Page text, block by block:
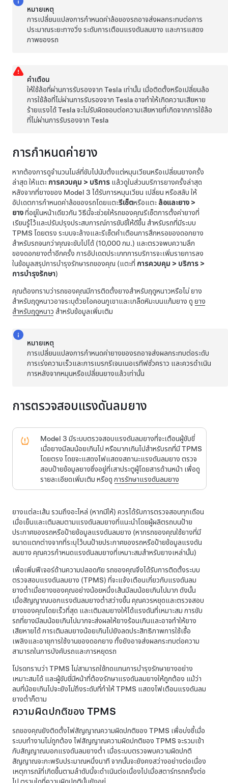
หมายเหตุ
การเปลี่ยนแปลงการกำหนดค่าล้อของรถอาจส่งผลกระทบต่อการ
ประมาณระยะทางวิ่ง ระดับการเตือนแรงดันลมยาง และการแสดง
ภาพของรถ
คำเตือน
ให้ใช้ล้อที่ผ่านการรับรองจาก Tesla เท่านั้น เมื่อติดตั้งหรือเปลี่ยนล้อ
การใช้ล้อที่ไม่ผ่านการรับรองจาก Tesla อาจทำให้เกิดความเสียหาย
ร้ายแรงได้ Tesla จะไม่รับผิดชอบต่อความเสียหายที่เกิดจากการใช้ล้อ
ที่ไม่ผ่านการรับรองจาก Tesla
การกำหนดค่ายาง
หากต้องการดูจำนวนไมล์ที่ขับไปนับตั้งแต่หมุนเวียนหรือเปลี่ยนยางครั้ง
ล่าสุด ให้แตะ การควบคุม > บริการ แล้วดูในส่วนบริการยางครั้งล่าสุด
หลังจากที่ยางของ Model 3 ได้รับการหมุนเวียน เปลี่ยน หรือสลับ ให้
อัปเดตการกำหนดค่าล้อของรถโดยแตะรีเซ็ตหรือแตะ ล้อและยาง >
ยางที่อยู่ในหน้าเดียวกัน วิธีนี้จะช่วยให้รถของคุณรีเซ็ตการตั้งค่ายางที่
เรียนรู้ไว้และปรับปรุงประสบการณ์การขับขี่ให้ดีขึ้น สำหรับรถที่มีระบบ
TPMS โดยตรง ระบบจะล้างและรีเซ็ตคำเตือนการสึกหรอของดอกยาง
สำหรับรถจนกว่าคุณจะขับไปได้ (10,000 กม.) และตรวจพบความลึก
ของดอกยางต่ำอีกครั้ง การอัปเดตประเภทการบริการจะเพิ่มรายการลง
ในข้อมูลสรุปการบำรุงรักษารถของคุณ (แตะที่ การควบคุม > บริการ >
การบำรุงรักษา)
คุณต้องทราบว่ารถของคุณมีการติดตั้งยางสำหรับฤดูหนาวหรือไม่ ยาง
สำหรับฤดูหนาวอาจระบุด้วยไอคอนภูเขาและเกล็ดหิมะบนแก้มยาง ดู ยาง
สำหรับฤดูหนาว สำหรับข้อมูลเพิ่มเติม
หมายเหตุ
การเปลี่ยนแปลงการกำหนดค่ายางของรถอาจส่งผลกระทบต่อระดับ
การเร่งความเร็วและการเบรกรีเจนเนอเรทีฟชั่วคราว และควรดำเนิน
การหลังจากหมุนหรือเปลี่ยนยางแล้วเท่านั้น
การตรวจสอบแรงดันลมยาง
Model 3 มีระบบตรวจสอบแรงดันลมยางที่จะเตือนผู้ขับขี่
เมื่อยางมีลมน้อยเกินไป หรือมากเกินไปสำหรับรถที่มี TPMS
โดยตรง โดยจะแสดงไฟแสดงสถานะแรงดันลมยาง ตรวจ
สอบป้ายข้อมูลยางซึ่งอยู่ที่เสาประตูผู้โดยสารด้านหน้า เพื่อดู
รายละเอียดเพิ่มเติม หรือดูการรักษาแรงดันลมยาง
ยางแต่ละเส้น รวมถึงอะไหล่ (หากมีให้) ควรได้รับการตรวจสอบทุกเดือน
เมื่อเย็นและเติมลมตามแรงดันลมยางที่แนะนำโดยผู้ผลิตรถบนป้าย
ประกาศของรถหรือป้ายข้อมูลแรงดันลมยาง (หากรถของคุณใช้ยางที่มี
ขนาดแตกต่างจากที่ระบุไว้บนป้ายประกาศของรถหรือป้ายข้อมูลแรงดัน
ลมยาง คุณควรกำหนดแรงดันลมยางที่เหมาะสมสำหรับยางเหล่านั้น)
เพื่อเพิ่มฟีเจอร์ด้านความปลอดภัย รถของคุณจึงได้รับการติดตั้งระบบ
ตรวจสอบแรงดันลมยาง (TPMS) ที่จะแจ้งเตือนเกี่ยวกับแรงดันลม
ยางต่ำเมื่อยางของคุณอย่างน้อยหนึ่งเส้นมีลมน้อยเกินไปมาก ดังนั้น
เมื่อสัญญาณบอกแรงดันลมยางต่ำสว่างขึ้น คุณควรหยุดและตรวจสอบ
ยางของคุณโดยเร็วที่สุด และเติมลมยางให้ได้แรงดันที่เหมาะสม การขับ
รถที่ยางมีลมน้อยเกินไปมากจะส่งผลให้ยางร้อนเกินและอาจทำให้ยาง
เสียหายได้ การเติมลมยางน้อยเกินไปยังลดประสิทธิภาพการใช้เชื้อ
เพลิงและอายุการใช้งานของดอกยาง ทั้งยังอาจส่งผลกระทบต่อความ
สามารถในการบังคับรถและการหยุดรถ
โปรดทราบว่า TPMS ไม่สามารถใช้ทดแทนการบำรุงรักษายางอย่าง
เหมาะสมได้ และผู้ขับขี่มีหน้าที่ต้องรักษาแรงดันลมยางให้ถูกต้อง แม้ว่า
ลมที่น้อยเกินไปจะยังไม่ถึงระดับที่ทำให้ TPMS แสดงไฟเตือนแรงดันลม
ยางต่ำก็ตาม
ความผิดปกติของ TPMS
รถของคุณยังติดตั้งไฟสัญญาณความผิดปกติของ TPMS เพื่อบ่งชี้เมื่อ
ระบบทำงานไม่ถูกต้อง ไฟสัญญาณความผิดปกติของ TPMS จะรวมเข้า
กับสัญญาณบอกแรงดันลมยางต่ำ เมื่อระบบตรวจพบความผิดปกติ
สัญญาณจะกะพริบประมาณหนึ่งนาที จากนั้นจะยังคงสว่างอย่างต่อเนื่อง
เหตุการณ์ที่เกิดขึ้นตามลำดับนี้จะดำเนินต่อเนื่องไปเมื่อสตาร์ทรถครั้งต่อ